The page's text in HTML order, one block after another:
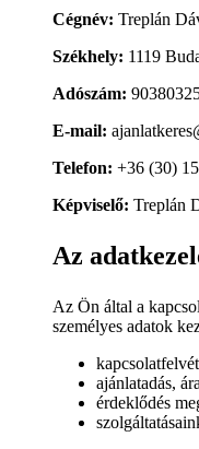
Cégnév: Treplán
Székhely: 1119
Adószám:
E-mail:
Telefon: +36 (30)
Képviselő: Treplán
Az
Az Ön által a
személyes adatok
ajánlatadás,
érdeklődés